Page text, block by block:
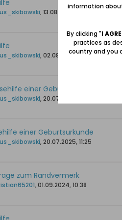
, 13.08.2025, 13:17
, 02.08.2025, 21:33
einer Geburtsurkunde
, 20.07.2025, 16:35
einer Geburtsurkunde
, 20.07.2025, 11:25
zum Randvermerk
, 01.09.2024, 10:38
information
By clicking "I
practices as
country and you